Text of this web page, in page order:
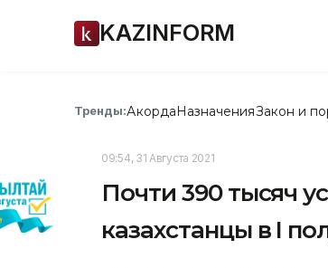
KAZINFORM
Тренды:АкордаНазначенияЗакон и
09:54, 31 Августа 2021
Почти 390 тысяч
казахстанцы в I